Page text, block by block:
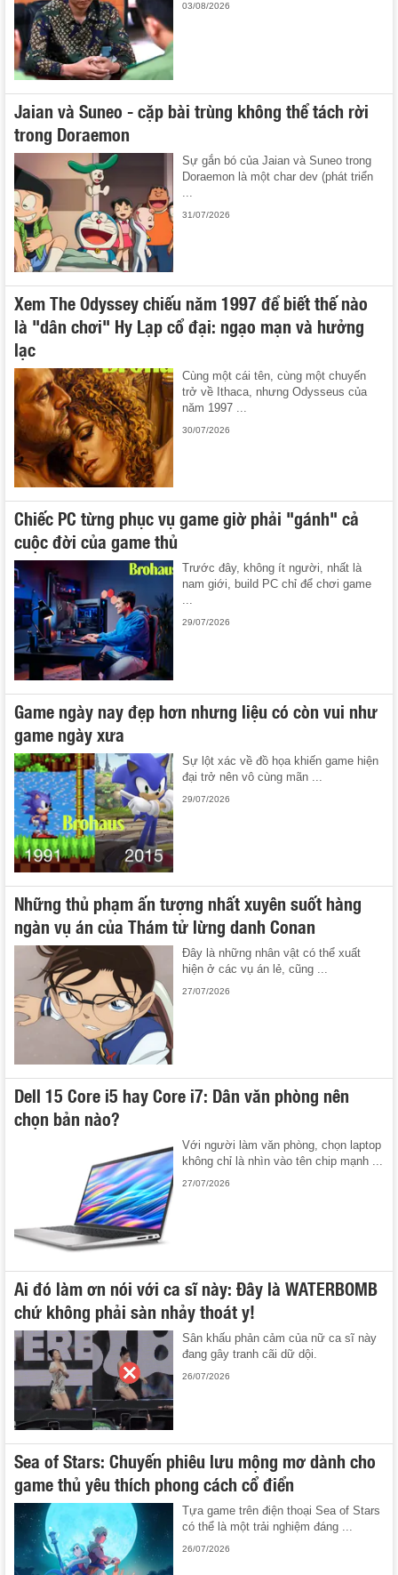
03/08/2026
Jaian và Suneo - cặp bài trùng không thể tách rời
trong Doraemon
Sự gắn bó của Jaian và Suneo trong
Doraemon là một char dev (phát triển
31/07/2026
Xem The Odyssey chiếu năm 1997 để biết thế nào
là "dân chơi" Hy Lạp cổ đại: ngạo mạn và hưởng
lạc
Cùng một cái tên, cùng một chuyến
trở về Ithaca, nhưng Odysseus của
năm 1997 ...
30/07/2026
Chiếc PC từng phục vụ game giờ phải "gánh" cả
cuộc đời của game thủ
Trước đây, không ít người, nhất là
nam giới, build PC chỉ để chơi game
...
29/07/2026
Game ngày nay đẹp hơn nhưng liệu có còn vui như
game ngày xưa
Sự lột xác về đồ họa khiến game hiện
đại trở nên vô cùng mãn ...
29/07/2026
Những thủ phạm ấn tượng nhất xuyên suốt hàng
ngàn vụ án của Thám tử lừng danh Conan
Đây là những nhân vật có thể xuất
hiện ở các vụ án lẻ, cũng ...
27/07/2026
Dell 15 Core i5 hay Core i7: Dân văn phòng nên
chọn bản nào?
Với người làm văn phòng, chọn laptop
không chỉ là nhìn vào tên chip mạnh ...
27/07/2026
Ai đó làm ơn nói với ca sĩ này: Đây là WATERBOMB
chứ không phải sàn nhảy thoát y!
Sân khấu phản cảm của nữ ca sĩ này
đang gây tranh cãi dữ dội.
26/07/2026
Sea of Stars: Chuyến phiêu lưu mộng mơ dành cho
game thủ yêu thích phong cách cổ điển
Tựa game trên điện thoại Sea of Stars
có thể là một trải nghiệm đáng ...
26/07/2026